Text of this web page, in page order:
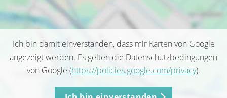
Ich bin damit einverstanden, dass mir Karten von Google
angezeigt werden. Es gelten die Datenschutzbedingungen
von Google (https://policies.google.com/privacy).